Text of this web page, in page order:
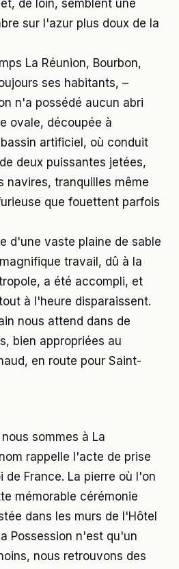
de loin, semblent une
sur l'azur plus doux de la
La Réunion, Bourbon,
ses habitants, –
n'a possédé aucun abri
ovale, découpée à
artificiel, où conduit
deux puissantes jetées,
navires, tranquilles même
que fouettent parfois
d'une vaste plaine de sable
travail, dû à la
a été accompli, et
à l'heure disparaissent.
nous attend dans de
bien appropriées au
en route pour Saint-
sommes à La
rappelle l'acte de prise
de France. La pierre où l'on
mémorable cérémonie
dans les murs de l'Hôtel
Possession n'est qu'un
nous retrouvons des